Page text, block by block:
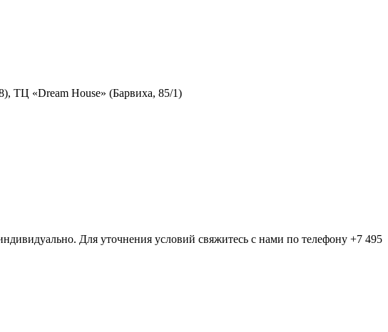
ТЦ «Dream House» (Барвиха, 85/1)
Для уточнения условий свяжитесь с нами по телефону +7 495